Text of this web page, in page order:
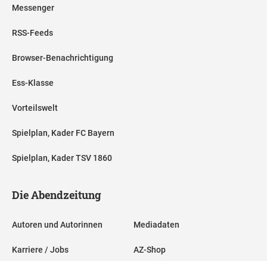
Messenger
RSS-Feeds
Browser-Benachrichtigung
Ess-Klasse
Vorteilswelt
Spielplan, Kader FC Bayern
Spielplan, Kader TSV 1860
Die Abendzeitung
Autoren und Autorinnen
Karriere / Jobs
Mediadaten
AZ-Shop